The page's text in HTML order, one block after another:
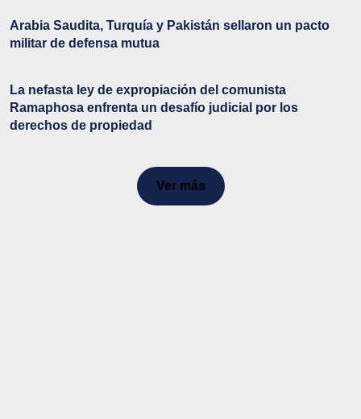
Arabia Saudita, Turquía y Pakistán sellaron un pacto
militar de defensa mutua
La nefasta ley de expropiación del comunista
Ramaphosa enfrenta un desafío judicial por los
derechos de propiedad
Ver más